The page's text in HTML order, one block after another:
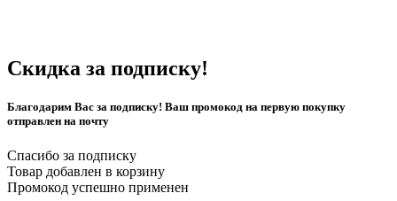
Скидка за подписку!
Благодарим Вас за подписку! Ваш промокод на первую покупку
отправлен на почту
Спасибо за подписку
Товар добавлен в корзину
Промокод успешно применен